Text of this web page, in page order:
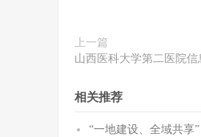
上一篇
山西医科大学第二医院
相关推荐
“一地建设、全域共享